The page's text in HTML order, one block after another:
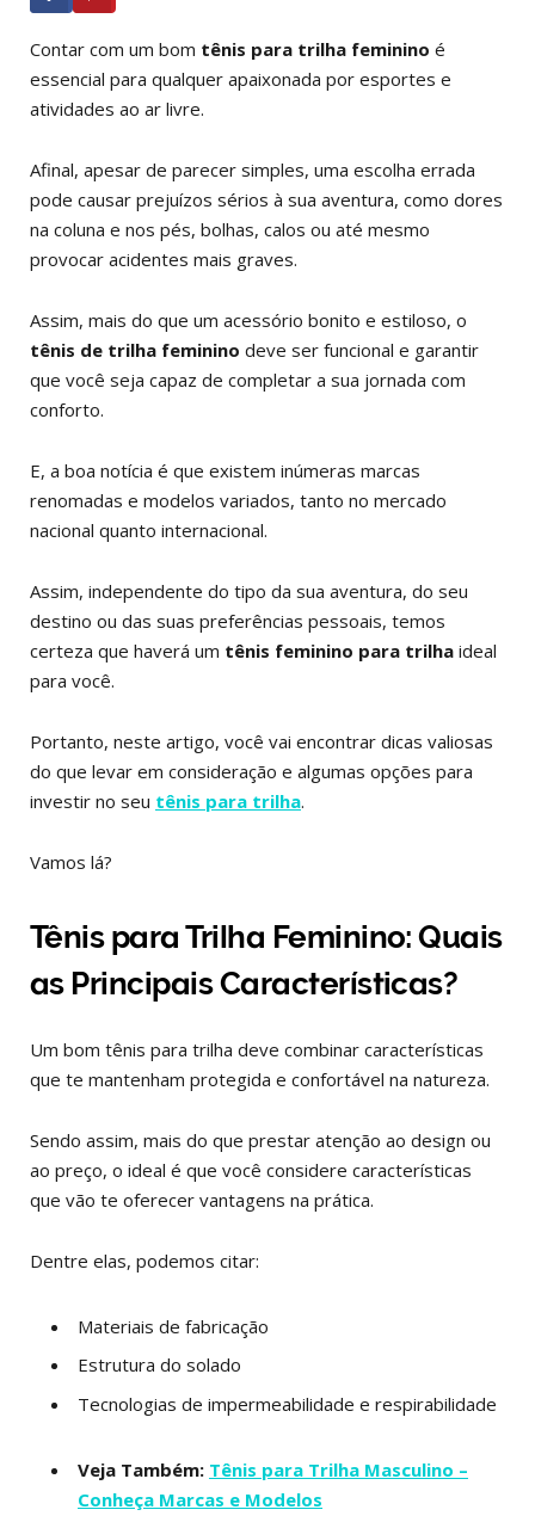
Contar com um bom tênis para trilha feminino é
essencial para qualquer apaixonada por esportes e
atividades ao ar livre.
Afinal, apesar de parecer simples, uma escolha errada
pode causar prejuízos sérios à sua aventura, como dores
na coluna e nos pés, bolhas, calos ou até mesmo
provocar acidentes mais graves.
Assim, mais do que um acessório bonito e estiloso, o
tênis de trilha feminino deve ser funcional e garantir
que você seja capaz de completar a sua jornada com
conforto.
E, a boa notícia é que existem inúmeras marcas
renomadas e modelos variados, tanto no mercado
nacional quanto internacional.
Assim, independente do tipo da sua aventura, do seu
destino ou das suas preferências pessoais, temos
certeza que haverá um tênis feminino para trilha ideal
para você.
Portanto, neste artigo, você vai encontrar dicas valiosas
do que levar em consideração e algumas opções para
investir no seu tênis para trilha.
Vamos lá?
Tênis para Trilha Feminino: Quais
as Principais Características?
Um bom tênis para trilha deve combinar características
que te mantenham protegida e confortável na natureza.
Sendo assim, mais do que prestar atenção ao design ou
ao preço, o ideal é que você considere características
que vão te oferecer vantagens na prática.
Dentre elas, podemos citar:
Materiais de fabricação
Estrutura do solado
Tecnologias de impermeabilidade e respirabilidade
Veja Também: Tênis para Trilha Masculino –
Conheça Marcas e Modelos